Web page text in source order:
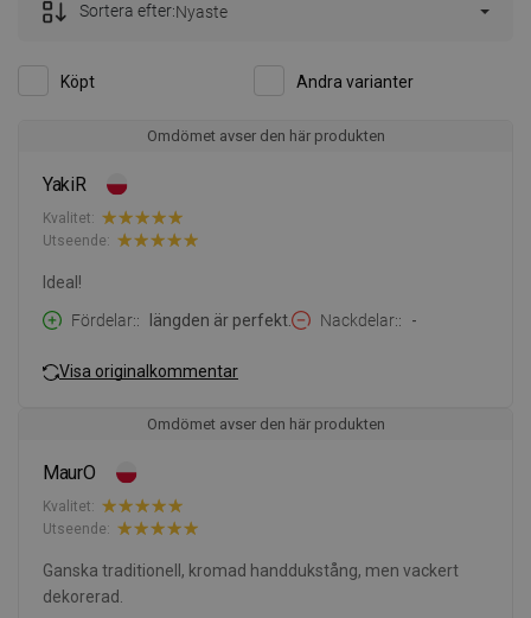
Köpt Andra varianter
Sortera efter:Nyaste
Omdömet avser den här produkten
YakiR
Kvalitet:
Utseende:
Ideal!
Fördelar:
längden är perfekt. Nackdelar: -
Visa originalkommentar
Omdömet avser den här produkten
MaurO
Kvalitet:
Utseende:
Ganska traditionell, kromad handdukstång, men vackert
dekorerad.